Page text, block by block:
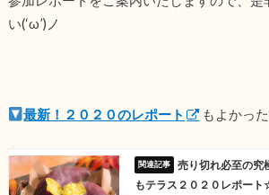
い(‘ω’)ノ
最新！２０２０のレポート もよかっ
売り切れ必至の究
もテラス２０２０レポー